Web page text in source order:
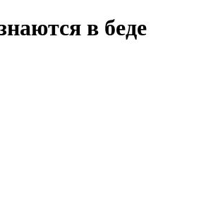
в беде